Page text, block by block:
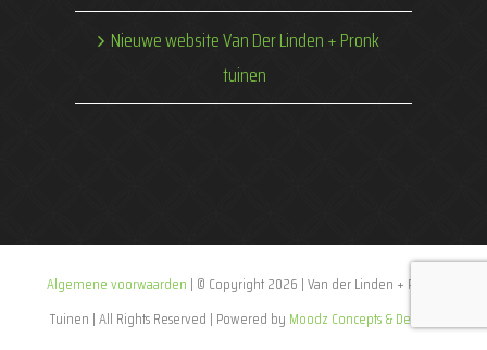
Nieuwe website Van Der Linden + Pronk
tuinen
Algemene voorwaarden | © Copyright2026 | Van der Linden + Pronk
Tuinen | All Rights Reserved | Powered by Moodz Concepts & Designs